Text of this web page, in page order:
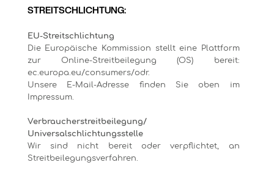
STREITSCHLICHTUNG:
EU-Streitschlichtung
Die Europäische Kommission stellt eine Plattform
zur Online-Streitbeilegung (OS) bereit:
ec.europa.eu/consumers/odr.
Unsere E-Mail-Adresse finden Sie oben im
Impressum.
Verbraucherstreitbeilegung/
Universalschlichtungsstelle
Wir sind nicht bereit oder verpflichtet, an
Streitbeilegungsverfahren.